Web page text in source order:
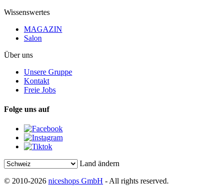
Wissenswertes
MAGAZIN
Salon
Über uns
Unsere Gruppe
Kontakt
Freie Jobs
Folge uns auf
Land ändern
© 2010-2026 niceshops GmbH - All rights reserved.